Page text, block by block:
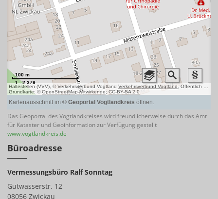
Das Geoportal des Vogtlandkreises wird freundlicherweise durch das Amt
für Kataster und Geoinformation zur Verfügung gestellt
www.vogtlandkreis.de
Büroadresse
Vermessungsbüro Ralf Sonntag
Gutwasserstr. 12
08056 Zwickau